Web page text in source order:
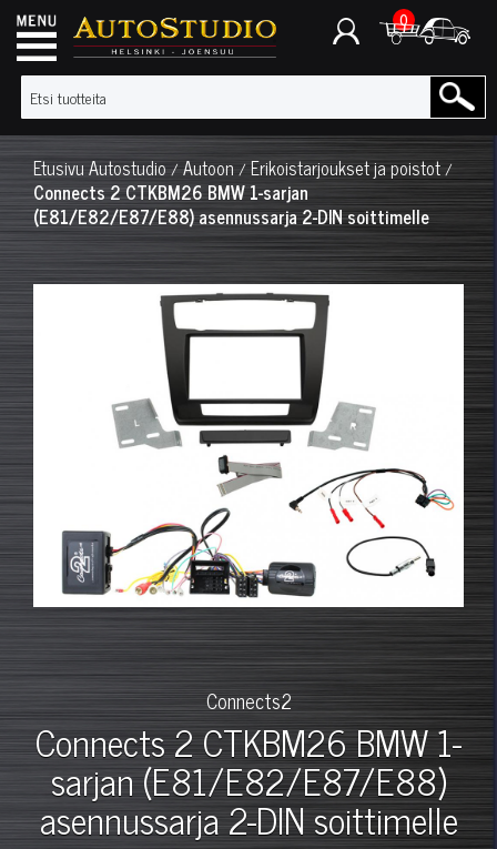
0
EtusivuAutostudio/Autoon /Erikoistarjoukset ja poistot/
Connects 2 CTKBM26 BMW 1-sarjan
(E81/E82/E87/E88) asennussarja 2-DIN soittimelle
Connects2
Connects 2 CTKBM26 BMW 1-
sarjan (E81/E82/E87/E88)
asennussarja 2-DIN soittimelle